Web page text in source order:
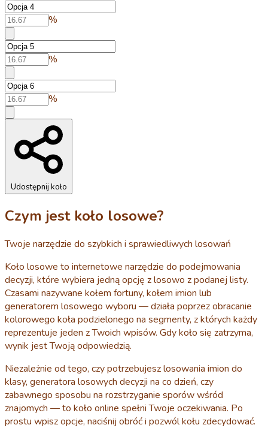
%
%
%
Udostępnij koło
Czym jest koło losowe?
Twoje narzędzie do szybkich i sprawiedliwych losowań
Koło losowe to internetowe narzędzie do podejmowania
decyzji, które wybiera jedną opcję z losowo z podanej listy.
Czasami nazywane kołem fortuny, kołem imion lub
generatorem losowego wyboru — działa poprzez obracanie
kolorowego koła podzielonego na segmenty, z których każdy
reprezentuje jeden z Twoich wpisów. Gdy koło się zatrzyma,
wynik jest Twoją odpowiedzią.
Niezależnie od tego, czy potrzebujesz losowania imion do
klasy, generatora losowych decyzji na co dzień, czy
zabawnego sposobu na rozstrzyganie sporów wśród
znajomych — to koło online spełni Twoje oczekiwania. Po
prostu wpisz opcje, naciśnij obróć i pozwól kołu zdecydować.